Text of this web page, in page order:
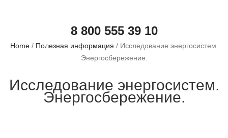
8 800 555 39 10
Home/ Полезная информация / Исследование энергосистем.
Энергосбережение.
Исследование энергосистем.
Энергосбережение.